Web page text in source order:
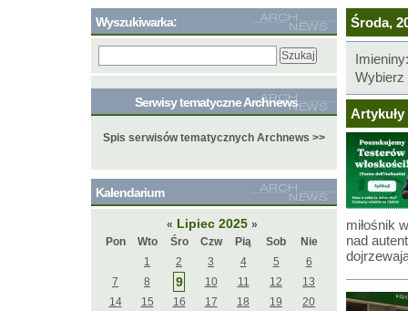
Środa,
Wybierz
miłośnik
nad
Wyszukiwarka:
Serwisy tematyczne Archnews
Spis serwisów tematycznych Archnews >>
Kalendarium
« Lipiec 2025 »
Pon
Wto Śro Czw Pią Sob
Nie
1
2 3 4 5
6
7
8 9 10 11 12
13
14
15 16 17 18 19
20